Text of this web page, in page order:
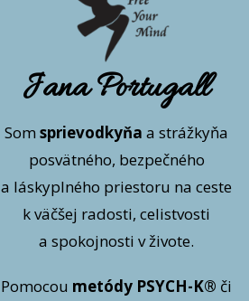
Jana Portugall
Somsprievodkyňa a strážkyňa
posvätného, bezpečného
a láskyplného priestoru na ceste
k väčšej radosti, celistvosti
a spokojnosti v živote.
Pomocou metódy PSYCH-K® či